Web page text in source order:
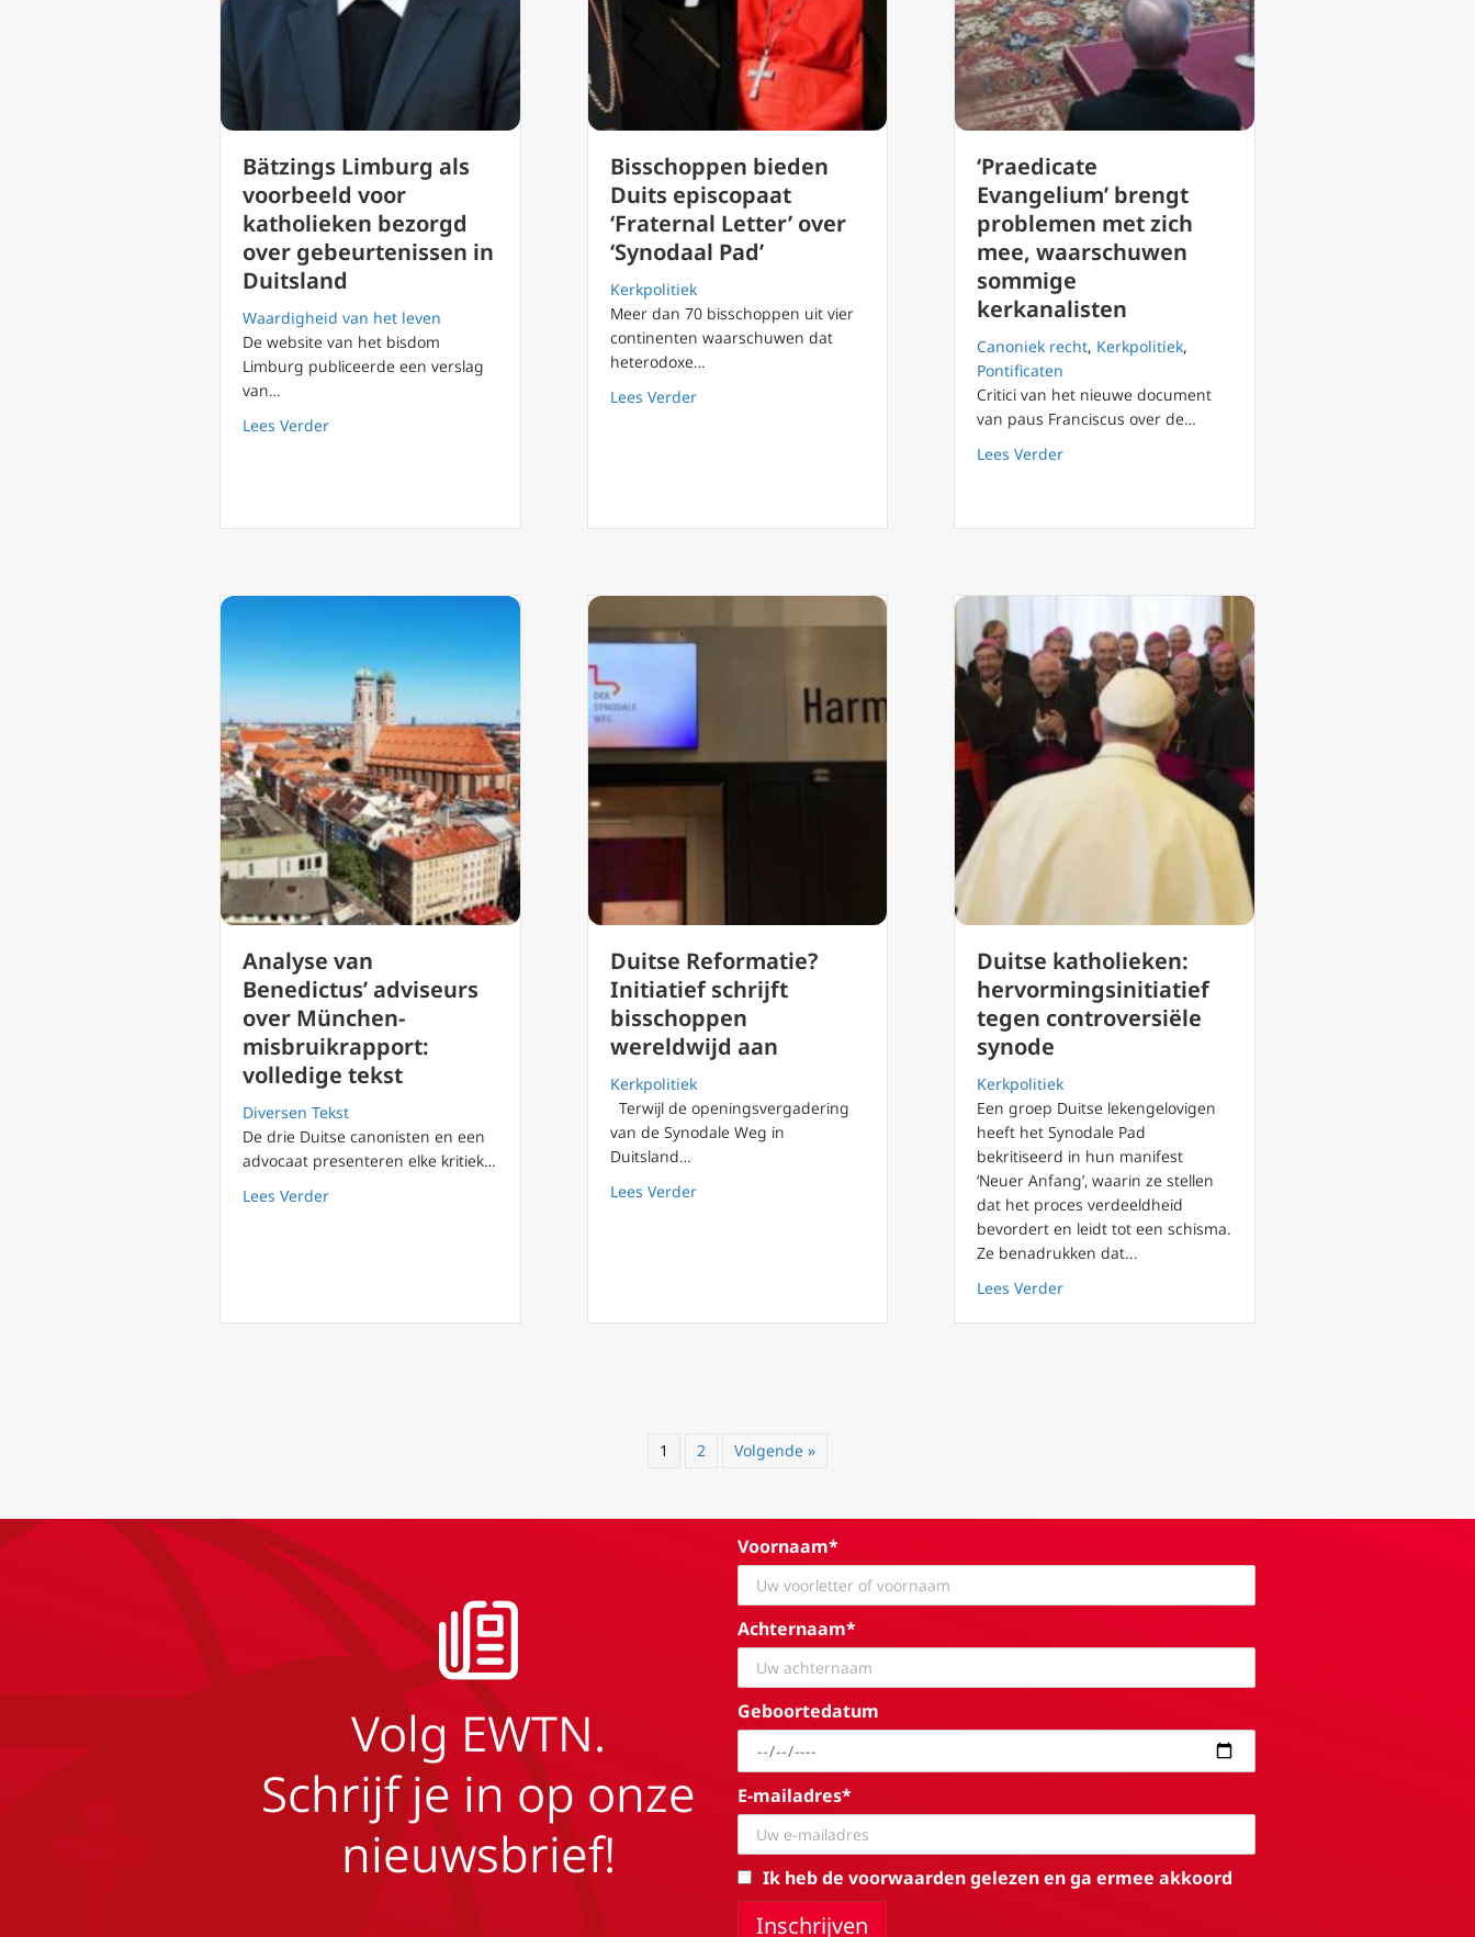
Bätzings Limburg als
voorbeeld voor
katholieken bezorgd
over gebeurtenissen in
Duitsland
Waardigheid van het leven
De website van het bisdom
Limburg publiceerde een verslag
van…
Lees Verderabout Bätzings Limburg als voorbeeld voor katholieken bezorgd over gebeurtenissen in Duitsland
Bisschoppen bieden
Duits episcopaat
‘Fraternal Letter’ over
‘Synodaal Pad’
Kerkpolitiek
Meer dan 70 bisschoppen uit vier
continenten waarschuwen dat
heterodoxe…
Lees Verderabout Bisschoppen bieden Duits episcopaat ‘Fraternal Letter’ over ‘Synodaal Pad’
‘Praedicate
Evangelium’ brengt
problemen met zich
mee, waarschuwen
sommige
kerkanalisten
Canoniek recht, Kerkpolitiek,
Pontificaten
Critici van het nieuwe document
van paus Franciscus over de…
Lees Verderabout ‘Praedicate Evangelium’ brengt problemen met
Analyse van
Benedictus’ adviseurs
over München-
misbruikrapport:
volledige tekst
Diversen Tekst
De drie Duitse canonisten en een
advocaat presenteren elke kritiek…
Lees Verderabout Analyse van Benedictus’ adviseurs over München-misbruikrapport: volledige tekst
Duitse Reformatie?
Initiatief schrijft
bisschoppen
wereldwijd aan
Kerkpolitiek
Terwijl de openingsvergadering
van de Synodale Weg in
Duitsland…
Lees Verderabout Duitse Reformatie? Initiatief schrijft bisschoppen wereldwijd aan
Duitse katholieken:
hervormingsinitiatief
tegen controversiële
synode
Kerkpolitiek
Een groep Duitse lekengelovigen
heeft het Synodale Pad
bekritiseerd in hun manifest
‘Neuer Anfang’, waarin ze stellen
dat het proces verdeeldheid
bevordert en leidt tot een schisma.
Ze benadrukken dat...
Lees Verderabout Duitse katholieken: hervormingsinitiatief tegen
1 2 Volgende »
Volg EWTN.
Schrijf je in op onze
nieuwsbrief!
Voornaam*
Achternaam*
Geboortedatum
E-mailadres*
Ik heb de voorwaarden gelezen en ga ermee akkoord